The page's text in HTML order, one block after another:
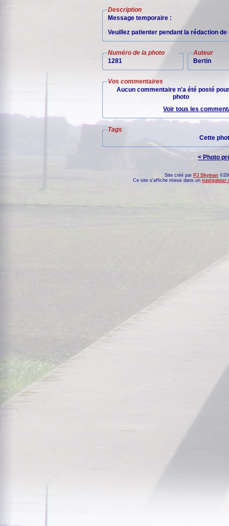
Description
Message temporaire :
Veuillez patienter pendant la rédaction
Numéro de la photo
1281
Auteur
Bertin
Vos commentaires
Aucun commentaire n'a été posté
photo
Voir tous les
Tags
Cette
< Photo
Site créé par PJ Skyman
Ce site s'affiche mieux dans unnavigateur